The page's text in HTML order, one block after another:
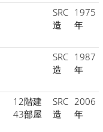
SRC
造
1975
年
SRC
造
1987
年
12階建
43部屋
SRC
造
2006
年